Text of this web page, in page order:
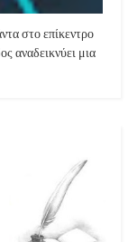
στο επίκεντρο
αναδεικνύει μια